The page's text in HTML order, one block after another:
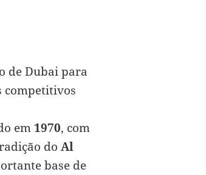
de Dubai para
competitivos
em 1970, com
do Al
base de